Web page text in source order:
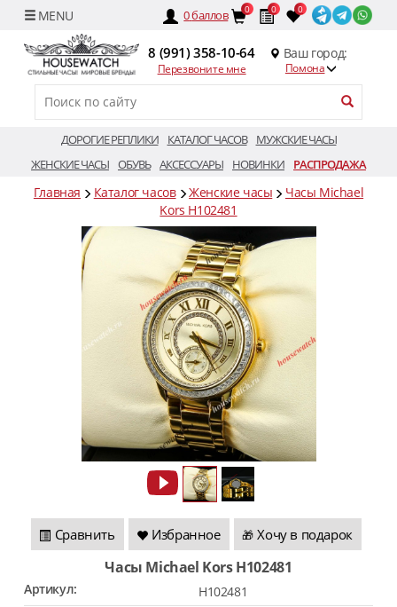
0баллов 0 0 0
8 (991) 358-10-64
Перезвоните мне
Ваш город:
Помона
ДОРОГИЕ РЕПЛИКИ КАТАЛОГ ЧАСОВ
МУЖСКИЕ ЧАСЫ
ЖЕНСКИЕ ЧАСЫ ОБУВЬ АКСЕССУАРЫ НОВИНКИ РАСПРОДАЖА
Главная Каталог часов Женские часы
Часы Michael
Kors H102481
Сравнить Избранное 🎁 Хочу в подарок
Часы Michael Kors H102481
Артикул:
H102481